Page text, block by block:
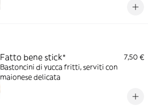
Fatto bene stick*
7,50 €
Bastoncini di yucca fritti, serviti con
maionese delicata